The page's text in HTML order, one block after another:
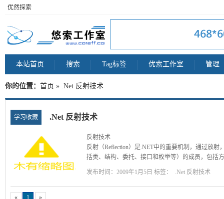
优然探索
本站首页 搜索 Tag标签 优索工作室 管理
你的位置： 首页 » .Net 反射技术
学习收藏 .Net 反射技术
反射技术
反射（Reflection）是.NET中的重要机制，通过放
括类、结构、委托、接口和枚举等）的成员，包括
以获得每个成员的名称、限定符和参数等。有了反
1、.NET可执行应用程序结构
发布时间：2009年1月5日 标签： .Net 反射技术
« 1 »